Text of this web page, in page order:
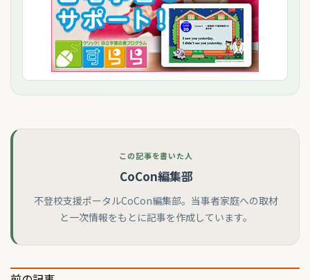
この記事を書いた人
CoCon編集部
不登校支援ポータルCoCon編集部。当事者家庭への取材
と一次情報をもとに記事を作成しています。